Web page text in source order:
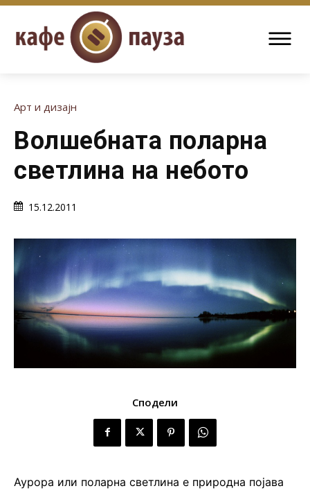
Арт и дизајн
Волшебната поларна
светлина на небото
15.12.2011
Сподели
Аурора или поларна светлина е природна појава